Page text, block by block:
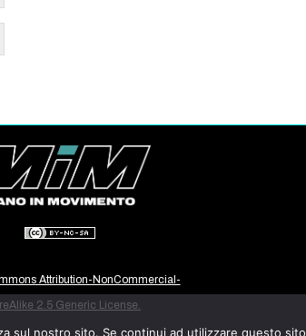
Attribution-NonCommercial-
2.5 Generic License.
sul nostro sito. Se continui ad utilizzare questo